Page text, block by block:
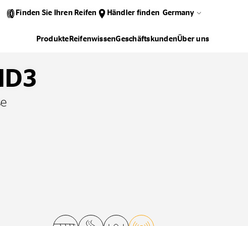
Finden Sie Ihren Reifen Händler finden Germany
Produkte ReifenwissenGeschäftskundenÜber uns